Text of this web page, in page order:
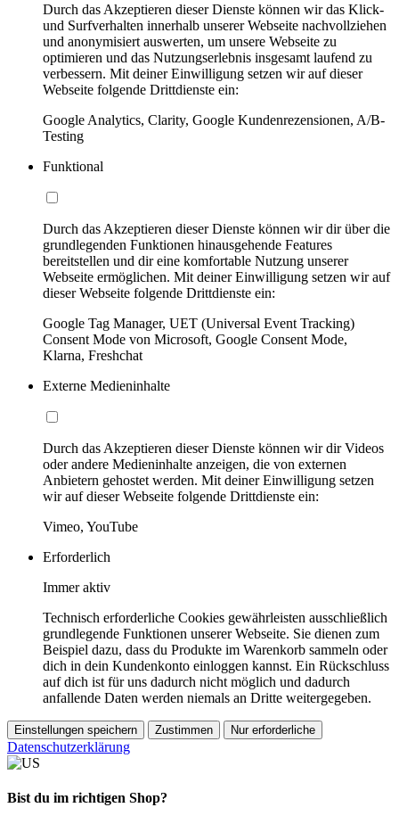
Durch das Akzeptieren dieser Dienste können wir das Klick-
und Surfverhalten innerhalb unserer Webseite nachvollziehen
und anonymisiert auswerten, um unsere Webseite zu
optimieren und das Nutzungserlebnis insgesamt laufend zu
verbessern. Mit deiner Einwilligung setzen wir auf dieser
Webseite folgende Drittdienste ein:
Google Analytics, Clarity, Google Kundenrezensionen, A/B-
Testing
Funktional
Durch das Akzeptieren dieser Dienste können wir dir über die
grundlegenden Funktionen hinausgehende Features
bereitstellen und dir eine komfortable Nutzung unserer
Webseite ermöglichen. Mit deiner Einwilligung setzen wir auf
dieser Webseite folgende Drittdienste ein:
Google Tag Manager, UET (Universal Event Tracking)
Consent Mode von Microsoft, Google Consent Mode,
Klarna, Freshchat
Externe Medieninhalte
Durch das Akzeptieren dieser Dienste können wir dir Videos
oder andere Medieninhalte anzeigen, die von externen
Anbietern gehostet werden. Mit deiner Einwilligung setzen
wir auf dieser Webseite folgende Drittdienste ein:
Vimeo, YouTube
Erforderlich
Immer aktiv
Technisch erforderliche Cookies gewährleisten ausschließlich
grundlegende Funktionen unserer Webseite. Sie dienen zum
Beispiel dazu, dass du Produkte im Warenkorb sammeln oder
dich in dein Kundenkonto einloggen kannst. Ein Rückschluss
auf dich ist für uns dadurch nicht möglich und dadurch
anfallende Daten werden niemals an Dritte weitergegeben.
Einstellungen speichern Zustimmen Nur erforderliche
Datenschutzerklärung
Bist du im richtigen Shop?